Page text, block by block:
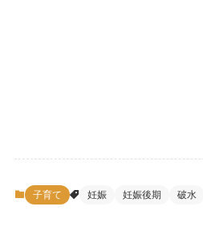
子育て 妊娠 妊娠後期 破水